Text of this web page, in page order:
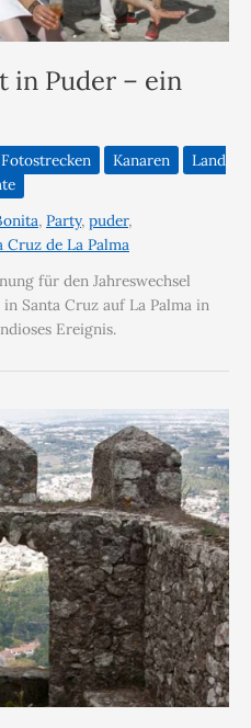
in Puder – ein
Fotostrecken Kanaren
Land
, Party, puder,
Cruz de La Palma
für den Jahreswechsel
Santa Cruz auf La Palma in
Ereignis.